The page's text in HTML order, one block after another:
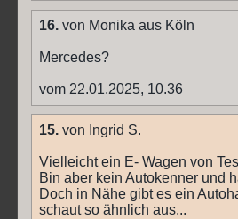
16. von Monika aus Köln
Mercedes?
vom 22.01.2025, 10.36
15. von Ingrid S.
Vielleicht ein E- Wagen von
Bin aber kein Autokenner und
Doch in Nähe gibt es ein
schaut so ähnlich aus...